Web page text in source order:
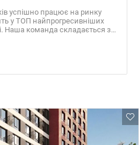
успішно працює на ринку
у ТОП найпрогресивніших
Наша команда складається з
базою нашої
компанії 2016”, VІІ